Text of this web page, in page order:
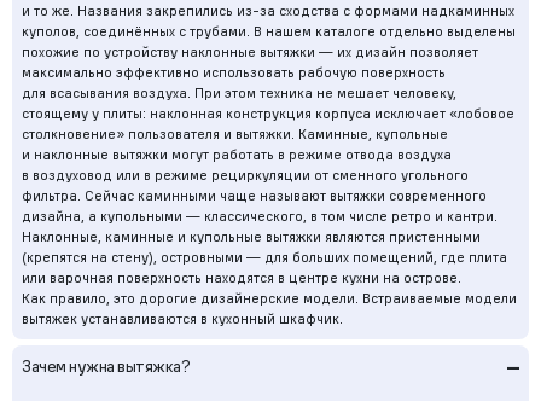
и то же. Названия закрепились из-за сходства с формами надкаминных
куполов, соединённых с трубами. В нашем каталоге отдельно выделены
похожие по устройству наклонные вытяжки — их дизайн позволяет
максимально эффективно использовать рабочую поверхность
для всасывания воздуха. При этом техника не мешает человеку,
стоящему у плиты: наклонная конструкция корпуса исключает «лобовое
столкновение» пользователя и вытяжки. Каминные, купольные
и наклонные вытяжки могут работать в режиме отвода воздуха
в воздуховод или в режиме рециркуляции от сменного угольного
фильтра. Сейчас каминными чаще называют вытяжки современного
дизайна, а купольными — классического, в том числе ретро и кантри.
Наклонные, каминные и купольные вытяжки являются пристенными
(крепятся на стену), островными — для больших помещений, где плита
или варочная поверхность находятся в центре кухни на острове.
Как правило, это дорогие дизайнерские модели. Встраиваемые модели
вытяжек устанавливаются в кухонный шкафчик.
Зачем нужна вытяжка? –